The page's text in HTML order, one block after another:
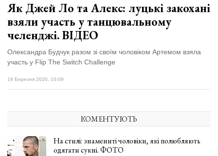
Лайф
Афіша
ZONE 18+
Контакти
Політика конфіденційності
Як Джей Ло та Алекс: луцькі закохані
взяли участь у танцювальному
челенджі. ВІДЕО
Олександра Будчук разом зі своїм чоловіком Артемом взяла
участь у Flip The Switch Challenge
19 Березня 2020, 10:09
КОМЕНТУЮТЬ
На стилі: знамениті чоловіки, які полюбляють
одягати сукні. ФОТО